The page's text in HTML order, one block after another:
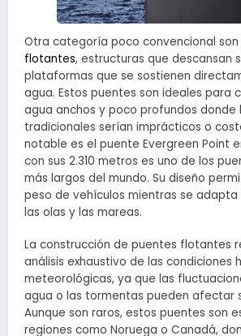
Otra categoría poco convencional son
flotantes, estructuras que descansan
plataformas que se sostienen
agua. Estos puentes son ideales para
agua anchos y poco profundos donde
tradicionales serían imprácticos o
notable es el puente Evergreen Point
con sus 2.310 metros es uno de los
más largos del mundo. Su diseño
peso de vehículos mientras se
las olas y las mareas.
La construcción de puentes flotantes
análisis exhaustivo de las condiciones
meteorológicas, ya que las
agua o las tormentas pueden afectar
Aunque son raros, estos puentes son
regiones como Noruega o Canadá,